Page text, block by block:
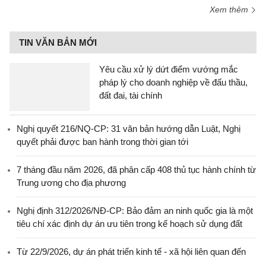
Xem thêm
TIN VĂN BẢN MỚI
Yêu cầu xử lý dứt điểm vướng mắc
pháp lý cho doanh nghiệp về đấu thầu,
đất đai, tài chính
Nghị quyết 216/NQ-CP: 31 văn bản hướng dẫn Luật, Nghị
quyết phải được ban hành trong thời gian tới
7 tháng đầu năm 2026, đã phân cấp 408 thủ tục hành chính từ
Trung ương cho địa phương
Nghị định 312/2026/NĐ-CP: Bảo đảm an ninh quốc gia là một
tiêu chí xác định dự án ưu tiên trong kế hoạch sử dụng đất
Từ 22/9/2026, dự án phát triển kinh tế - xã hội liên quan đến